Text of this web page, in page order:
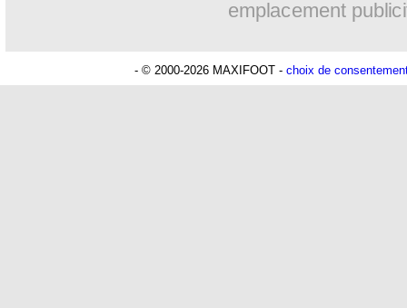
emplacement
- © 2000-2026 MAXIFOOT - choix de